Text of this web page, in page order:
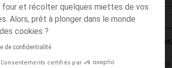
four et récolter quelques miettes de vos
Alors, prêt à plonger dans le monde
cookies ?
de confidentialité
Consentements certifiés par
MODES DE
Point Relais 4,90